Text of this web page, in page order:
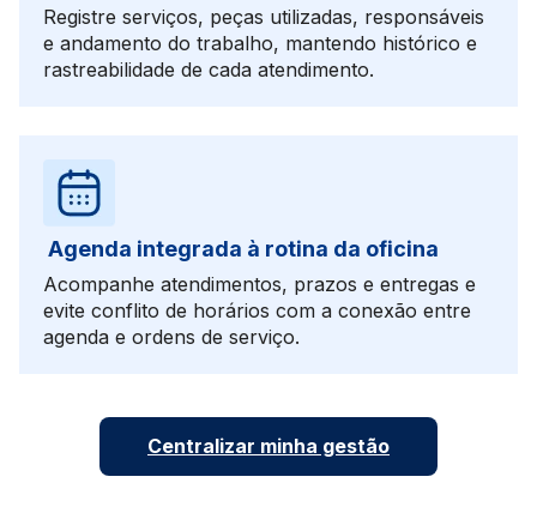
Registre serviços, peças utilizadas, responsáveis
e andamento do trabalho, mantendo histórico e
rastreabilidade de cada atendimento.
Agenda integrada à rotina da oficina
Acompanhe atendimentos, prazos e entregas e
evite conflito de horários com a conexão entre
agenda e ordens de serviço.
Centralizar minha gestão